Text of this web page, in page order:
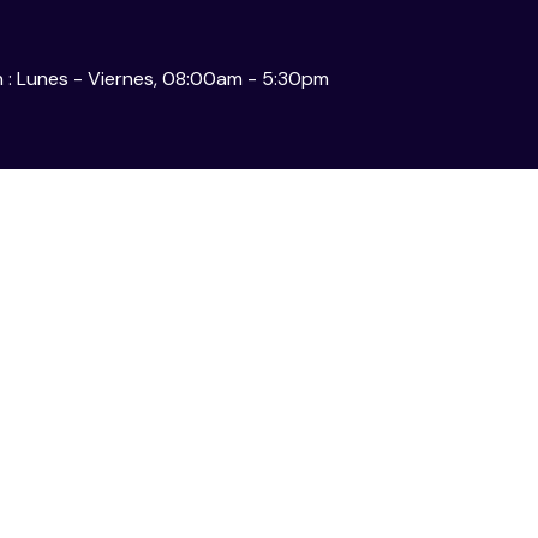
Lunes - Viernes, 08:00am - 5:30pm